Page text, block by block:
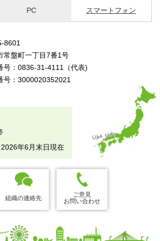
PC スマートフォン
8601
常盤町一丁目7番1号
号：0836-31-4111（代表)
号：3000020352021
2026年6月末日現在
組織の連絡先
ご意見
お問い合わせ